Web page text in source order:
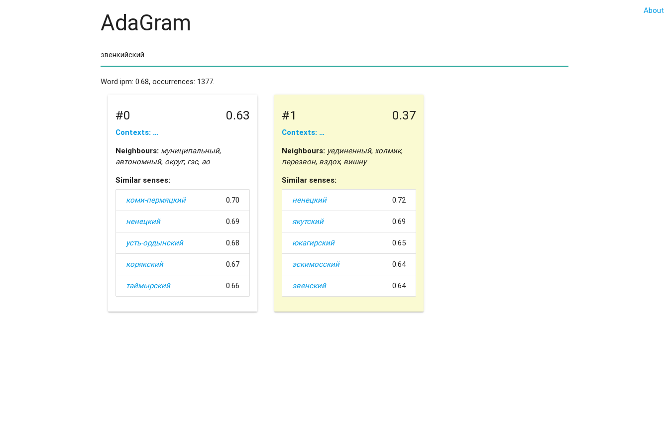
About
AdaGram
Word ipm: 0.68, occurrences: 1377.
#0 0.63
Contexts: …
Neighbours: муниципальный,
автономный, округ, гэс, ао
Similar senses:
коми-пермяцкий 0.70
ненецкий 0.69
усть-ордынский 0.68
корякский 0.67
таймырский 0.66
#1 0.37
Contexts: …
Neighbours: уединенный, холмик,
перезвон, вздох, вишну
Similar senses:
ненецкий 0.72
якутский 0.69
юкагирский 0.65
эскимосский 0.64
эвенский 0.64